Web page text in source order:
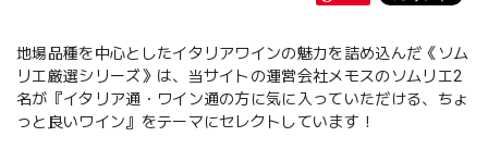
地場品種を中心としたイタリアワインの魅力を詰め込んだ《ソム
リエ厳選シリーズ》は、当サイトの運営会社メモスのソムリエ2
名が『イタリア通・ワイン通の方に気に入っていただける、ちょ
っと良いワイン』をテーマにセレクトしています！